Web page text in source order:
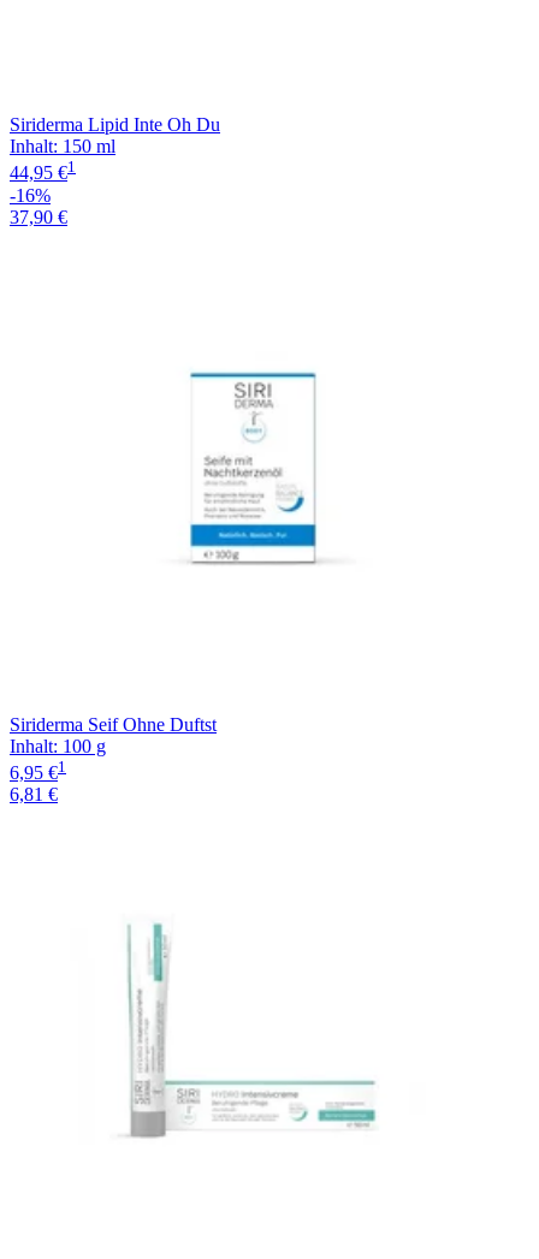
Siriderma Lipid Inte Oh Du
Inhalt: 150 ml
44,95 €1
-16%
37,90 €
Siriderma Seif Ohne Duftst
Inhalt: 100 g
6,95 €1
6,81 €